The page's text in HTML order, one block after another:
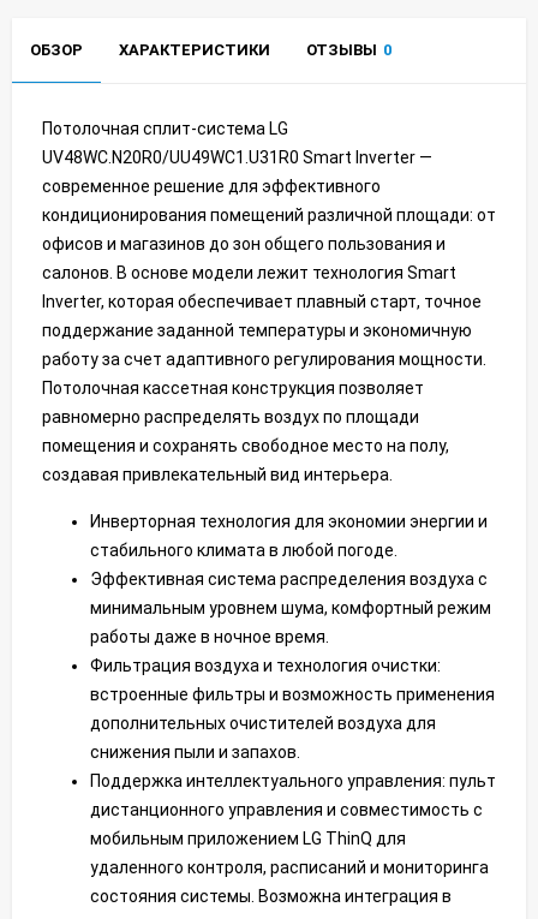
ОБЗОР ХАРАКТЕРИСТИКИ ОТЗЫВЫ 0
Потолочная сплит-система LG
UV48WC.N20R0/UU49WC1.U31R0 Smart Inverter —
современное решение для эффективного
кондиционирования помещений различной площади: от
офисов и магазинов до зон общего пользования и
салонов. В основе модели лежит технология Smart
Inverter, которая обеспечивает плавный старт, точное
поддержание заданной температуры и экономичную
работу за счет адаптивного регулирования мощности.
Потолочная кассетная конструкция позволяет
равномерно распределять воздух по площади
помещения и сохранять свободное место на полу,
создавая привлекательный вид интерьера.
Инверторная технология для экономии энергии и
стабильного климата в любой погоде.
Эффективная система распределения воздуха с
минимальным уровнем шума, комфортный режим
работы даже в ночное время.
Фильтрация воздуха и технология очистки:
встроенные фильтры и возможность применения
дополнительных очистителей воздуха для
снижения пыли и запахов.
Поддержка интеллектуального управления: пульт
дистанционного управления и совместимость с
мобильным приложением LG ThinQ для
удаленного контроля, расписаний и мониторинга
состояния системы. Возможна интеграция в